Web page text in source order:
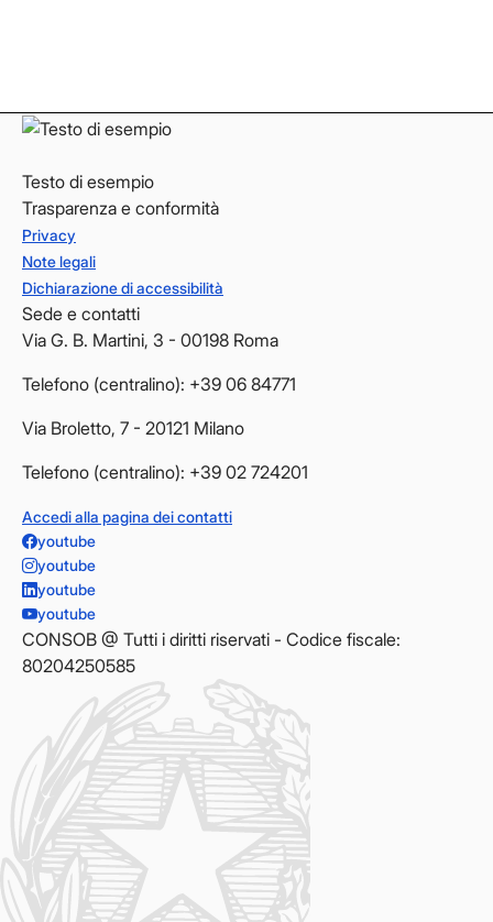
Testo di esempio
Trasparenza e conformità
Privacy
Note legali
Dichiarazione di accessibilità
Sede e contatti
Via G. B. Martini, 3 - 00198 Roma
Telefono (centralino): +39 06 84771
Via Broletto, 7 - 20121 Milano
Telefono (centralino): +39 02 724201
Accedi alla pagina dei contatti
youtube
youtube
youtube
youtube
CONSOB @ Tutti i diritti riservati - Codice fiscale:
80204250585